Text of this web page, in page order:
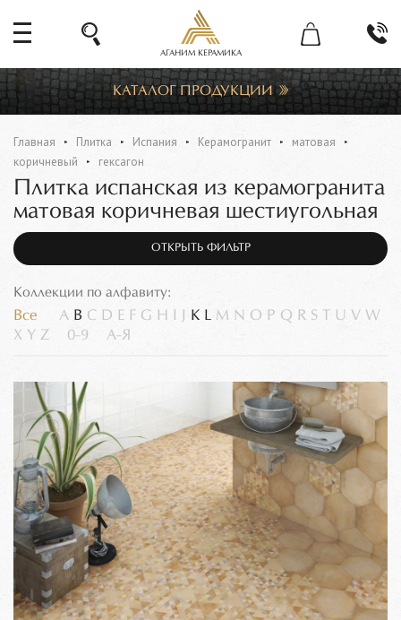
АГАНИМ КЕРАМИКА
КАТАЛОГ ПРОДУКЦИИ
Главная Плитка Испания Керамогранит
матовая
коричневый
гексагон
Плитка испанская из керамогранита
матовая коричневая шестиугольная
ОТКРЫТЬ ФИЛЬТР
Коллекции по алфавиту:
Все A B C D E F G H K L M N O P Q R S U V W
X Y Z 0-9 А-Я